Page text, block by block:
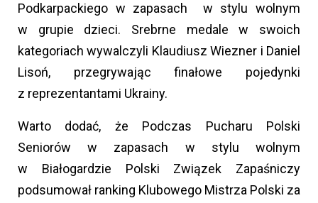
Podkarpackiego w zapasach w stylu wolnym
w grupie dzieci. Srebrne medale w swoich
kategoriach wywalczyli Klaudiusz Wiezner i Daniel
Lisoń, przegrywając finałowe pojedynki
z reprezentantami Ukrainy.
Warto dodać, że Podczas Pucharu Polski
Seniorów w zapasach w stylu wolnym
w Białogardzie Polski Związek Zapaśniczy
podsumował ranking Klubowego Mistrza Polski za